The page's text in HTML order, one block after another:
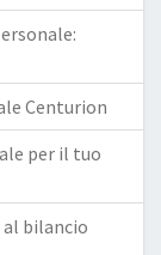
Centurion
per il tuo
bilancio